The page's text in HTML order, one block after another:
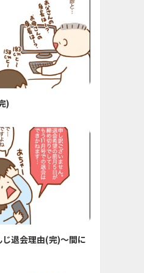
)
退会理由(完)〜間に